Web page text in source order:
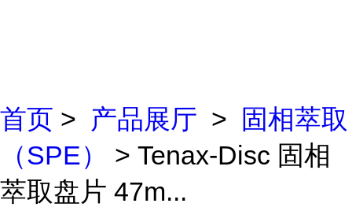
首页 > 产品展厅 >
固相萃取
（SPE）
> Tenax-Disc 固相
萃取盘片 47m...